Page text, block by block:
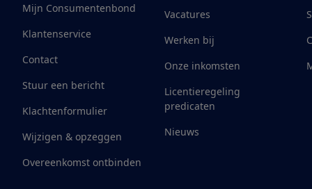
Mijn Consumentenbond
Klantenservice
Contact
Stuur een bericht
Klachtenformulier
Wijzigen & opzeggen
Overeenkomst ontbinden
Vacatures
Werken bij
Onze inkomsten
Licentieregeling
predicaten
Nieuws